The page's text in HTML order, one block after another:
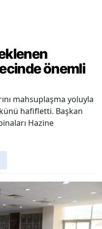
önemli
mahsuplaşma yoluyla
hafifletti. Başkan
Hazine